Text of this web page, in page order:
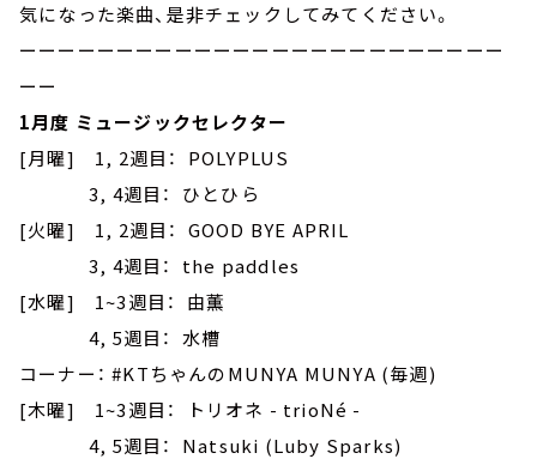
気になった楽曲、是非チェックしてみてください。
ーーーーーーーーーーーーーーーーーーーーーーーーー
ーー
1月度 ミュージックセレクター
[月曜] 1, 2週目： POLYPLUS
3, 4週目： ひとひら
[火曜] 1, 2週目： GOOD BYE APRIL
3, 4週目： the paddles
[水曜] 1~3週目： 由薫
4, 5週目： 水槽
コーナー： #KTちゃんのMUNYA MUNYA (毎週)
[木曜] 1~3週目： トリオネ - trioNé -
4, 5週目： Natsuki (Luby Sparks)